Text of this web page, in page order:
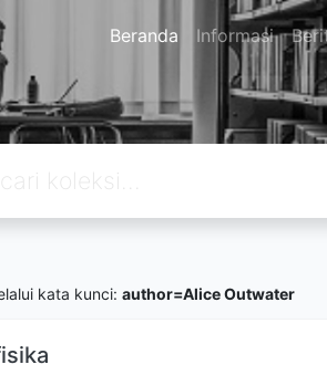
Beranda Informasi
kata kunci: author=Alice Outwater